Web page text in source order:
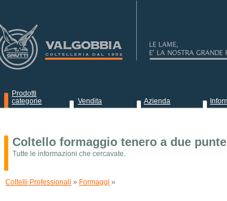
Prodotti
categorie
Vendita Azienda
Coltello formaggio tenero a due punte
Tutte le informazioni che cercavate.
Coltelli Professionali » Formaggi »